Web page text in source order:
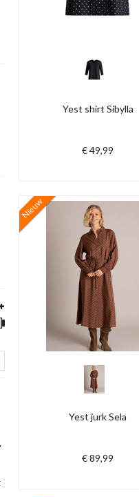
Yest shirt Sibylla
€ 49,99
Nieuw
Yest jurk Sela
€ 89,99